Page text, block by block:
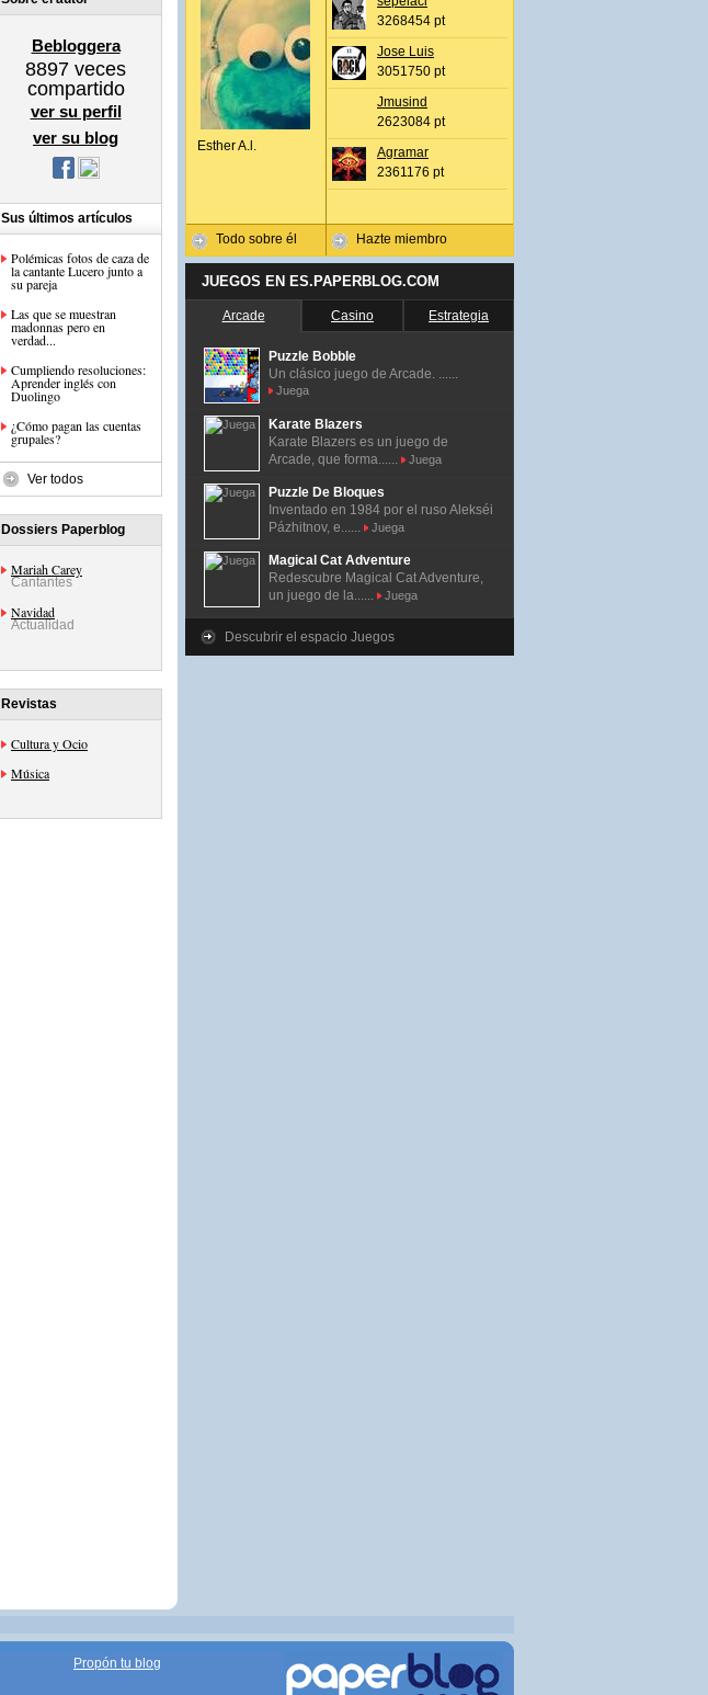
Bebloggera
8897 veces
compartido
ver su perfil
ver su blog
Sus últimos artículos
Polémicas fotos de caza de
la cantante Lucero junto a
su pareja
Las que se muestran
madonnas pero en
verdad...
Cumpliendo resoluciones:
Aprender inglés con
Duolingo
¿Cómo pagan las cuentas
grupales?
Ver todos
Dossiers Paperblog
Mariah Carey
Cantantes
Navidad
Actualidad
Revistas
Cultura y Ocio
Música
Esther A.l.
Todo sobre él
3268454 pt
Jose Luis
3051750 pt
Jmusind
2623084 pt
Agramar
2361176 pt
Hazte miembro
JUEGOS EN ES.PAPERBLOG.COM
Arcade Casino Estrategia
Puzzle Bobble
Un clásico juego de Arcade. ......
Juega
Karate Blazers
Karate Blazers es un juego de
Arcade, que forma......
Juega
Puzzle De Bloques
Inventado en 1984 por el ruso Alekséi
Pázhitnov, e......
Juega
Magical Cat Adventure
Redescubre Magical Cat Adventure,
un juego de la......
Juega
Descubrir el espacio Juegos
Propón tu blog